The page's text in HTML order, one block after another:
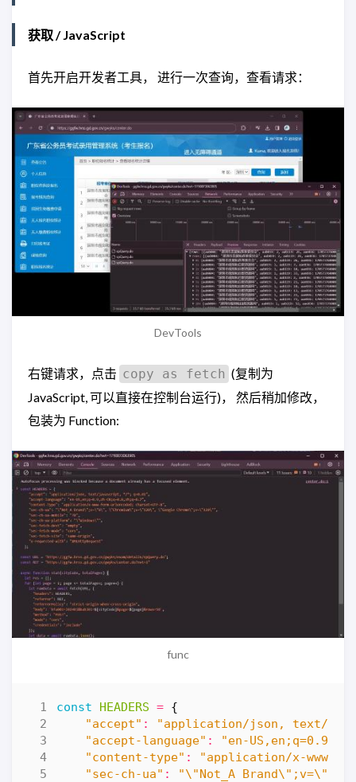
获取 / JavaScript
首先开启开发者工具， 进行一次查询，查看请求：
DevTools
右键请求，点击 copy as fetch (复制为
JavaScript, 可以直接在控制台运行)， 然后稍加修改，
包装为 Function:
func
const HEADERS = {
"accept" :
"application/json, text/
"accept-language" :
"en-
"content-type" :
"application/x-www-
"sec-ch-ua" :
"\"Not_A